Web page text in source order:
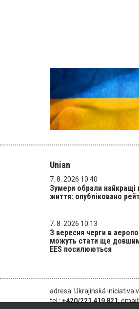
Unian
7. 8. 2026 10:40
Зумери обрали найкращі
життя: опубліковано
7. 8. 2026 10:13
З вересня черги в
можуть стати ще
EES посилюються
adresa: Ukrajinská iniciativa
tel.:+420/221 419 821,